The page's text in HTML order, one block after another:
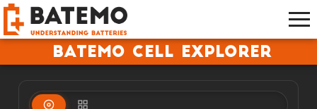
Batemo Cell Explorer